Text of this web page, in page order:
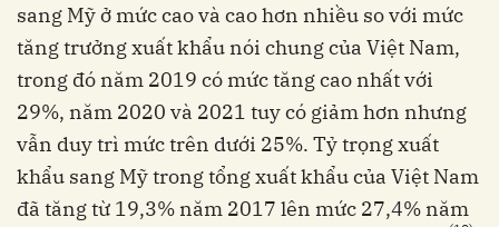
sang Mỹ ở mức cao và cao hơn nhiều so với mức
tăng trưởng xuất khẩu nói chung của Việt Nam,
trong đó năm 2019 có mức tăng cao nhất với
29%, năm 2020 và 2021 tuy có giảm hơn nhưng
vẫn duy trì mức trên dưới 25%. Tỷ trọng xuất
khẩu sang Mỹ trong tổng xuất khẩu của Việt Nam
đã tăng từ 19,3% năm 2017 lên mức 27,4% năm